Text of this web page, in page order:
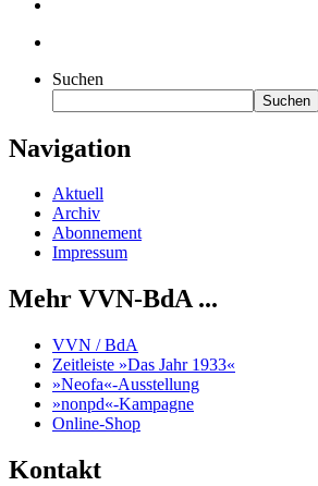
Suchen
Suchen
Navigation
Aktuell
Archiv
Abonnement
Impressum
Mehr VVN-BdA ...
VVN / BdA
Zeitleiste »Das Jahr 1933«
»Neofa«-Ausstellung
»nonpd«-Kampagne
Online-Shop
Kontakt